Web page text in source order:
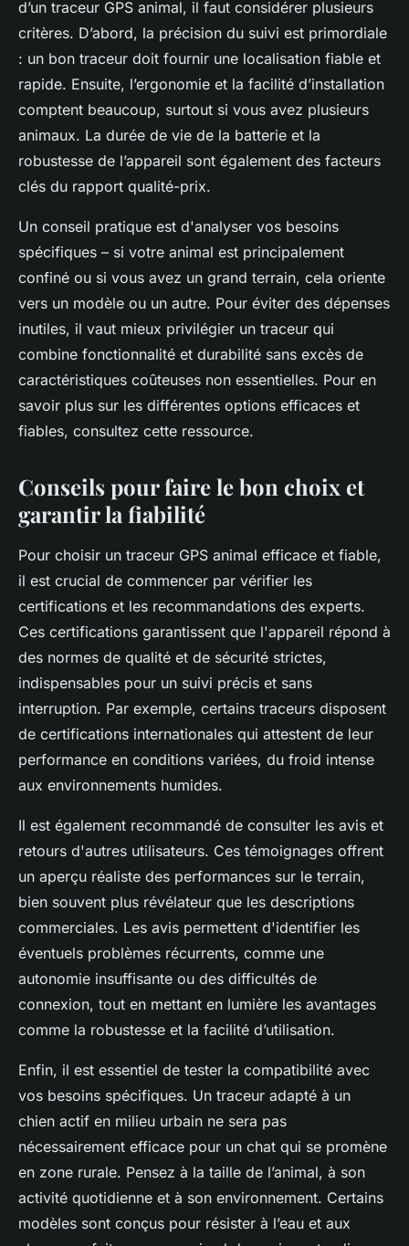
d’un traceur GPS animal, il faut considérer plusieurs
critères. D’abord, la précision du suivi est primordiale
: un bon traceur doit fournir une localisation fiable et
rapide. Ensuite, l’ergonomie et la facilité d’installation
comptent beaucoup, surtout si vous avez plusieurs
animaux. La durée de vie de la batterie et la
robustesse de l’appareil sont également des facteurs
clés du rapport qualité-prix.
Un conseil pratique est d'analyser vos besoins
spécifiques – si votre animal est principalement
confiné ou si vous avez un grand terrain, cela oriente
vers un modèle ou un autre. Pour éviter des dépenses
inutiles, il vaut mieux privilégier un traceur qui
combine fonctionnalité et durabilité sans excès de
caractéristiques coûteuses non essentielles. Pour en
savoir plus sur les différentes options efficaces et
fiables, consultez cette ressource.
Conseils pour faire le bon choix et
garantir la fiabilité
Pour choisir un traceur GPS animal efficace et fiable,
il est crucial de commencer par vérifier les
certifications et les recommandations des experts.
Ces certifications garantissent que l'appareil répond à
des normes de qualité et de sécurité strictes,
indispensables pour un suivi précis et sans
interruption. Par exemple, certains traceurs disposent
de certifications internationales qui attestent de leur
performance en conditions variées, du froid intense
aux environnements humides.
Il est également recommandé de consulter les avis et
retours d'autres utilisateurs. Ces témoignages offrent
un aperçu réaliste des performances sur le terrain,
bien souvent plus révélateur que les descriptions
commerciales. Les avis permettent d'identifier les
éventuels problèmes récurrents, comme une
autonomie insuffisante ou des difficultés de
connexion, tout en mettant en lumière les avantages
comme la robustesse et la facilité d’utilisation.
Enfin, il est essentiel de tester la compatibilité avec
vos besoins spécifiques. Un traceur adapté à un
chien actif en milieu urbain ne sera pas
nécessairement efficace pour un chat qui se promène
en zone rurale. Pensez à la taille de l’animal, à son
activité quotidienne et à son environnement. Certains
modèles sont conçus pour résister à l’eau et aux